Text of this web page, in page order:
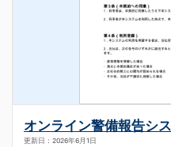
オンライン警備報告シ
更新日：2026年6月1日